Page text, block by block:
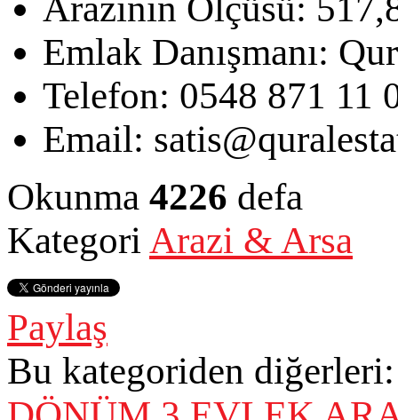
Emlak Danışmanı:
Telefon: 0548 871 11
Email:
Okunma 4226 defa
Kategori Arazi & Arsa
Paylaş
Bu kategoriden diğerleri: